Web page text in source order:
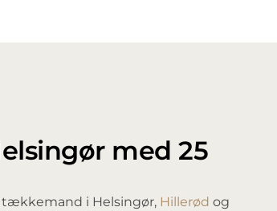
med 25
tækkemand i Helsingør, Hillerød og